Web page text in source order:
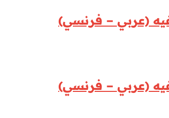
(عربي – فرنسي)
(عربي – فرنسي)